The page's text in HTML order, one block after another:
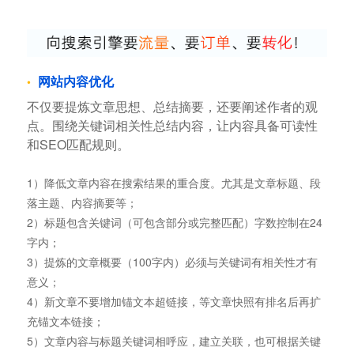
网站内容优化
不仅要提炼文章思想、总结摘要，还要阐述作者的观
点。围绕关键词相关性总结内容，让内容具备可读性
和SEO匹配规则。
1）降低文章内容在搜索结果的重合度。尤其是文章标题、段
落主题、内容摘要等；
2）标题包含关键词（可包含部分或完整匹配）字数控制在24
字内；
3）提炼的文章概要（100字内）必须与关键词有相关性才有
意义；
4）新文章不要增加锚文本超链接，等文章快照有排名后再扩
充锚文本链接；
5）文章内容与标题关键词相呼应，建立关联，也可根据关键